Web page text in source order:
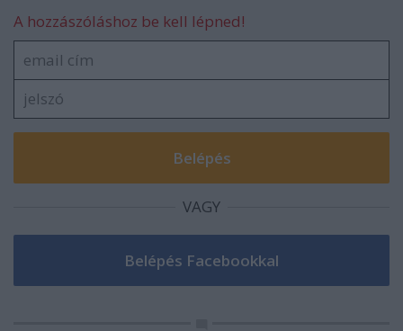
A hozzászóláshoz be kell lépned!
VAGY